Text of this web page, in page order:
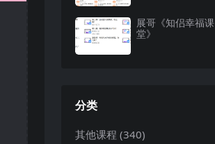
展哥《知侣幸福课
堂》
分类
其他课程 (340)